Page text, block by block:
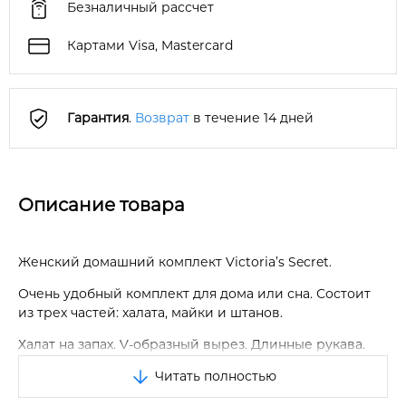
Безналичный рассчет
Картами Visa, Mastercard
Гарантия. Возврат в течение 14 дней
Описание товара
Женский домашний комплект Victoria’s Secret.
Очень удобный комплект для дома или сна. Состоит
из трех частей: халата, майки и штанов.
Халат на запах. V-образный вырез. Длинные рукава.
Читать полностью